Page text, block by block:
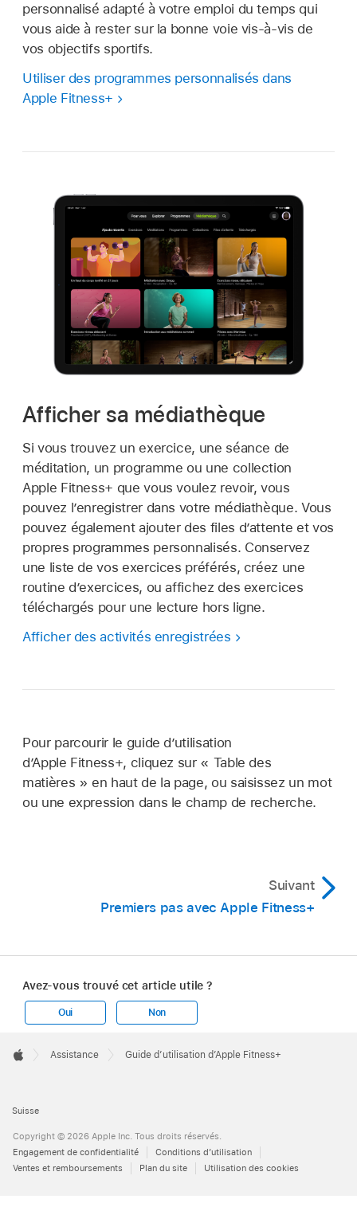
personnalisé adapté à votre emploi du temps qui
vous aide à rester sur la bonne voie vis-à-vis de
vos objectifs sportifs.
Utiliser des programmes personnalisés dans
Apple Fitness+
Afficher sa médiathèque
Si vous trouvez un exercice, une séance de
méditation, un programme ou une collection
Apple Fitness+ que vous voulez revoir, vous
pouvez l’enregistrer dans votre médiathèque. Vous
pouvez également ajouter des files d’attente et vos
propres programmes personnalisés. Conservez
une liste de vos exercices préférés, créez une
routine d’exercices, ou affichez des exercices
téléchargés pour une lecture hors ligne.
Afficher des activités enregistrées
Pour parcourir le guide d’utilisation
d’Apple Fitness+, cliquez sur « Table des
matières » en haut de la page, ou saisissez un mot
ou une expression dans le champ de recherche.
Suivant
Premiers pas avec Apple Fitness+
Avez-vous trouvé cet article utile ?
Oui Non
Footer

Assistance Guide d’utilisation d’Apple Fitness+
Suisse
Copyright © 2026 Apple Inc. Tous droits réservés.
Engagement de confidentialité
Conditions d’utilisation
Ventes et remboursements
Plan du site Utilisation des cookies